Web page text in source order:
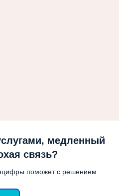
медленный
связь?
поможет с решением